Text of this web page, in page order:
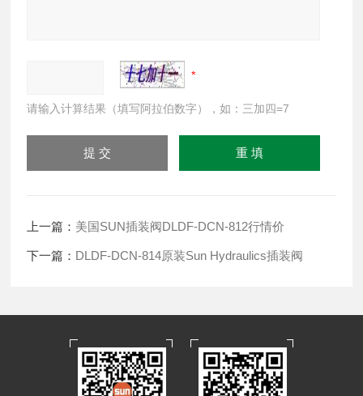
请输入计算结果（填写阿拉伯数字），如：三加四=7
上一篇： 美国SUN插装阀DLDF-DCN-812行情价
下一篇： DLDF-DCN-814原装Sun Hydraulics插装阀